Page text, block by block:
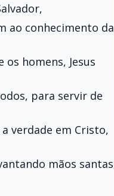
ao conhecimento da
homens, Jesus
para servir de
verdade em Cristo,
mãos